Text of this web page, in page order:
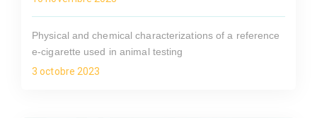
Physical and chemical characterizations of a reference
e-cigarette used in animal testing
3 octobre 2023